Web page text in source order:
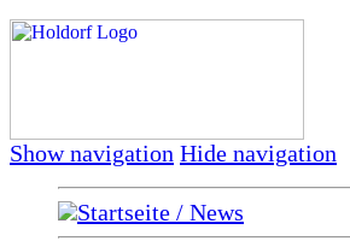
Show navigation Hide navigation
Startseite / News